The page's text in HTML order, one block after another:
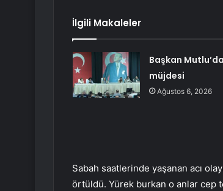
İlgili Makaleler
Başkan
müjdesi
Ağustos 6, 2026
Sabah saatlerinde yaşanan acı
örtüldü. Yürek burkan o anlar cep